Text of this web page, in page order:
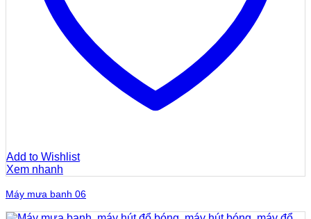
Add to Wishlist
Xem nhanh
Máy mưa banh 06